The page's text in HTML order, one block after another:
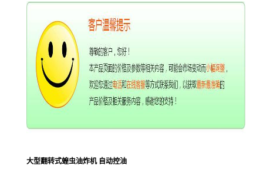
大型翻转式蝗虫油炸机 自动控油